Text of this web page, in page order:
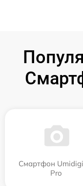
Смартфон
Pro